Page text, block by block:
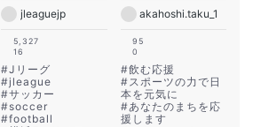
30
31 3 4 5
jleaguejp
5,327
16
#Jリーグ
#jleague
#サッカー
#soccer
#football
akahoshi.taku_1
95
0
#飲む応援
#スポーツの力で日
本を元気に
#あなたのまちを応
援します